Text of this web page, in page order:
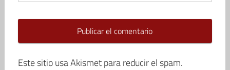
Este sitio usa Akismet para reducir el spam.